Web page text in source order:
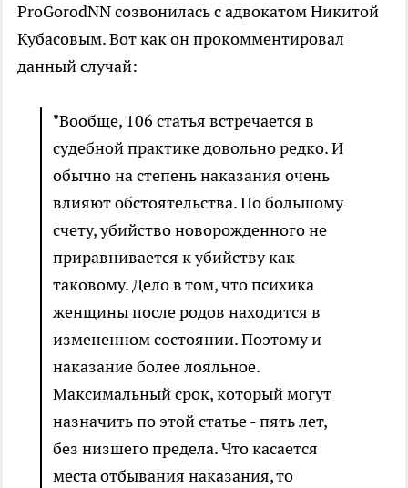
ProGorodNN созвонилась с адвокатом Никитой
Кубасовым. Вот как он прокомментировал
данный случай:
"Вообще, 106 статья встречается в
судебной практике довольно редко. И
обычно на степень наказания очень
влияют обстоятельства. По большому
счету, убийство новорожденного не
приравнивается к убийству как
таковому. Дело в том, что психика
женщины после родов находится в
измененном состоянии. Поэтому и
наказание более лояльное.
Максимальный срок, который могут
назначить по этой статье - пять лет,
без низшего предела. Что касается
места отбывания наказания, то